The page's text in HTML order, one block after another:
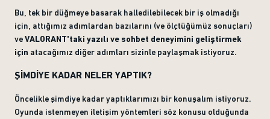
Bu, tek bir düğmeye basarak halledilebilecek bir iş olmadığı
için, attığımız adımlardan bazılarını (ve ölçtüğümüz sonuçları)
veVALORANT'taki yazılı ve sohbet deneyimini geliştirmek
için atacağımız diğer adımları sizinle paylaşmak istiyoruz.
ŞİMDİYE KADAR NELER YAPTIK?
Öncelikle şimdiye kadar yaptıklarımızı bir konuşalım istiyoruz.
Oyunda istenmeyen iletişim yöntemleri söz konusu olduğunda